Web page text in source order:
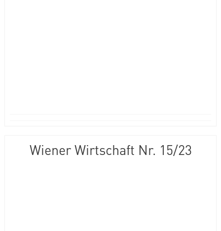
Wiener Wirtschaft Nr. 15/23